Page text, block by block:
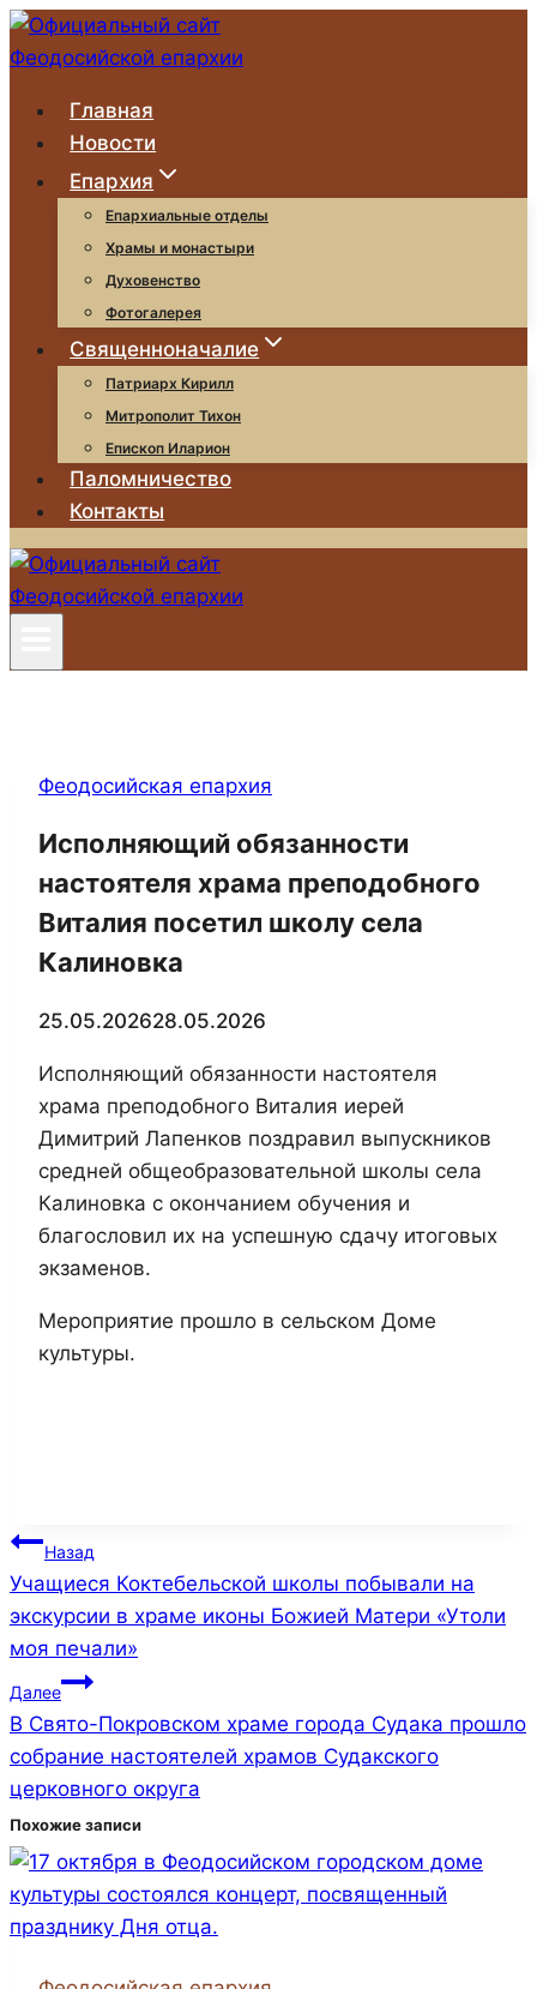
Перейти
к
Главная
Новости
Епархия
Епархиальные отделы
Храмы и монастыри
Духовенство
Фотогалерея
Священноначалие
Патриарх Кирилл
Митрополит Тихон
Епископ Иларион
Паломничество
Контакты
Феодосийская епархия
Исполняющий обязанности
настоятеля храма преподобного
Виталия посетил школу села
Калиновка
25.05.202628.05.2026
Исполняющий обязанности настоятеля
храма преподобного Виталия иерей
Димитрий Лапенков поздравил выпускников
средней общеобразовательной школы села
Калиновка с окончанием обучения и
благословил их на успешную сдачу итоговых
экзаменов.
Мероприятие прошло в сельском Доме
культуры.
Навигация
по
записям
Назад
Учащиеся Коктебельской школы побывали на
экскурсии в храме иконы Божией Матери «Утоли
моя печали»
Далее
В Свято-Покровском храме города Судака прошло
собрание настоятелей храмов Судакского
церковного округа
Похожие записи